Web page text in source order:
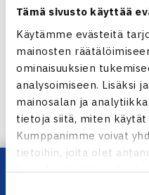
Tämä sivusto käyttää
Käytämme evästeitä
mainosten
ominaisuuksien
analysoimiseen. Lisäksi
mainosalan ja
tietoja siitä, miten käytät
Kumppanimme voivat
tietoihin, joita olet
kun olet käyttänyt
Australian avointen
Jarkko Nieminen
Jaa: